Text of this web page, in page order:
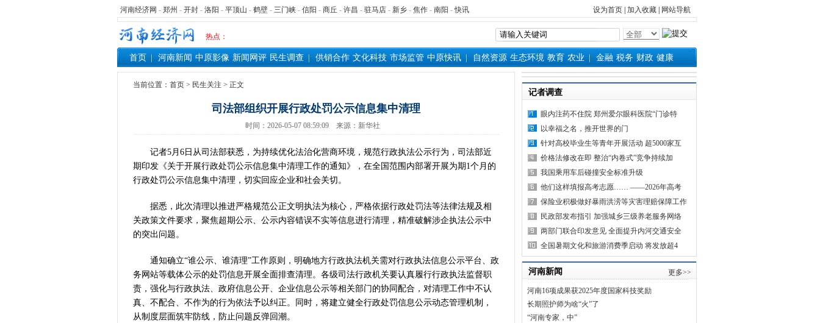
河南经济网 - 郑州 - 开封 - 洛阳 - 平顶山 - 鹤壁 - 三门峡 - 信阳 - 商丘 - 许昌 - 驻马店 - 新乡 - 焦作 - 南阳 -快讯 设为首页 加入收藏 网站导航
热点：
首页 河南新闻 中原影像 新闻网评 民生调查 供销合作 文化科技 市场监管 中原快讯 自然资源 生态环境 教育 农业 金融 税务 财政 健康
当前位置： 首页 > 民生关注 > 正文
司法部组织开展行政处罚公示信息集中清理
时间：2026-05-07 08:59:09 来源：新华社
记者5月6日从司法部获悉，为持续优化法治化营商环境，规范行政执法公示行为，司法部近
期印发《关于开展行政处罚公示信息集中清理工作的通知》，在全国范围内部署开展为期1个月的
行政处罚公示信息集中清理，切实回应企业和社会关切。
据悉，此次清理以推进严格规范公正文明执法为核心，严格依据行政处罚法等法律法规及相
关政策文件要求，聚焦超期公示、公示内容错误不实等信息进行清理，精准破解涉企执法公示中
的突出问题。
通知确立“谁公示、谁清理”工作原则，明确地方行政执法机关需对行政执法信息公示平台、政
务网站等载体公示的处罚信息开展全面排查清理。各级司法行政机关要认真履行行政执法监督职
责，强化与行政执法、政府信息公开、企业信息公示等相关部门的协同配合，对清理工作中不认
真、不配合、不作为的行为依法予以纠正。同时，将建立健全行政处罚信息公示动态管理机制，
从制度层面筑牢防线，防止问题反弹回潮。
记者调查
眼内注药不住院 郑州爱尔眼科医院“门诊特
以幸福之名，推开世界的门
针对高校毕业生等青年开展活动 超5000家互
价格法修改在即 整治“内卷式”竞争持续加
我国乘用车后碰撞安全标准升级
他们这样填报高考志愿…… ——2026年高考
保险业积极做好暴雨洪涝等灾害理赔保障工作
民政部发布指引 加强城乡三级养老服务网络
两部门联合印发意见 全面提升内河交通安全
全国暑期文化和旅游消费季启动 将发放超4
河南新闻 更多>>
河南16项成果获2025年度国家科技奖励
长期照护师为啥“火”了
“河南专家，中”